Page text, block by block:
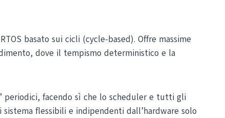
basato sui cicli (cycle-based). Offre massime
dove il tempismo deterministico e la
periodici, facendo sì che lo scheduler e tutti gli
flessibili e indipendenti dall’hardware solo